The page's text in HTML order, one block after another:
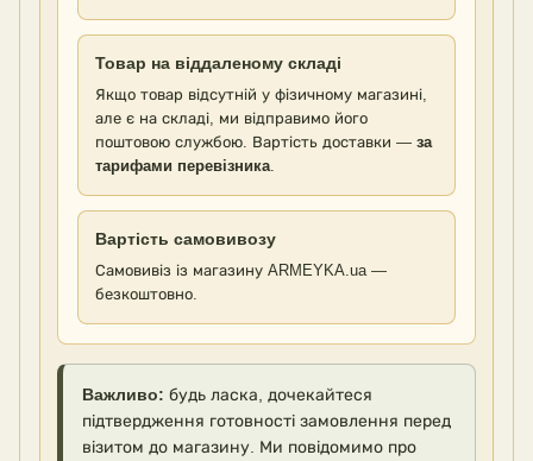
Товар на віддаленому складі
Якщо товар відсутній у фізичному магазині,
але є на складі, ми відправимо його
поштовою службою. Вартість доставки — за
тарифами перевізника
Вартість самовивозу
Самовивіз із магазину ARMEYKA.ua —
безкоштовно.
Важливо: будь ласка, дочекайтеся
підтвердження готовності замовлення перед
візитом до магазину. Ми повідомимо про